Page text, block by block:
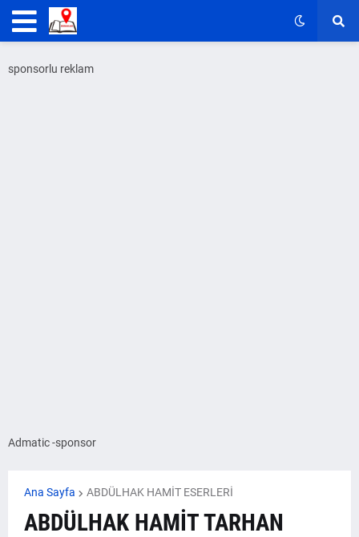
sponsorlu reklam
Admatic -sponsor
Ana Sayfa ABDÜLHAK HAMİT ESERLERİ
ABDÜLHAK HAMİT TARHAN